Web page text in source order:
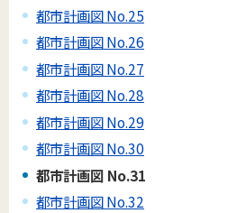
都市計画図 No.25
都市計画図 No.26
都市計画図 No.27
都市計画図 No.28
都市計画図 No.29
都市計画図 No.30
都市計画図 No.31
都市計画図 No.32